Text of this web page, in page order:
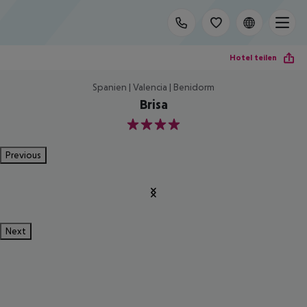
Hotel teilen
Spanien | Valencia | Benidorm
Brisa
4
Previous
Next